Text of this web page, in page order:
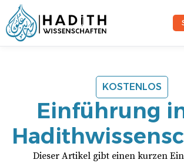
KOSTENLOS
Einführung
Dieser Artikel gibt einen kurzen